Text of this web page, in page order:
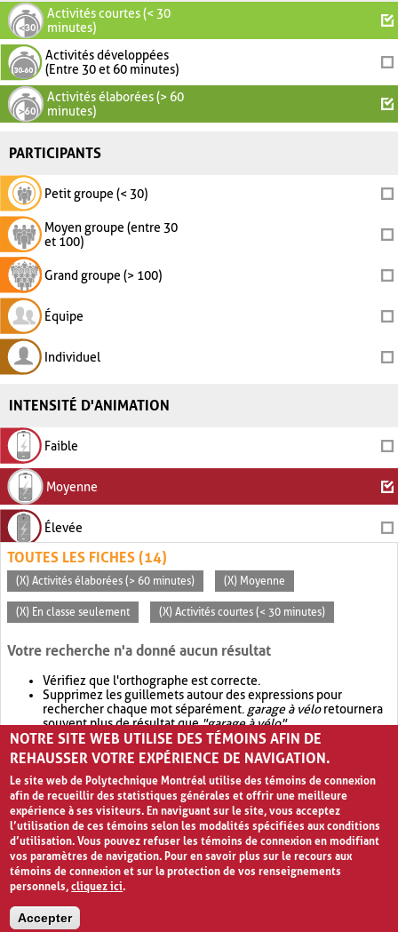
Activités courtes (< 30
minutes)
Activités développées
(Entre 30 et 60 minutes)
Activités élaborées (> 60
minutes)
PARTICIPANTS
Petit groupe (< 30)
Moyen groupe (entre 30
et 100)
Grand groupe (> 100)
Équipe
Individuel
INTENSITÉ D'ANIMATION
Faible
Moyenne
Élevée
TOUTES LES FICHES (14)
(X) Activités élaborées (> 60 minutes) (X) Moyenne
(X) En classe seulement (X) Activités courtes (< 30 minutes)
Votre recherche n'a donné aucun résultat
Vérifiez que l'orthographe est correcte.
Supprimez les guillemets autour des expressions pour
rechercher chaque mot séparément. garage à véloretournera
souvent plus de résultat que"garage à vélo".
Envisagez d'élargir votre recherche avec OR.garage OR vélo
retournera souvent plus de résultat quegarage à vélo
NOTRE SITE WEB UTILISE DES TÉMOINS AFIN DE
REHAUSSER VOTRE EXPÉRIENCE DE NAVIGATION.
Le site web de Polytechnique Montréal utilise des témoins de connexion
afin de recueillir des statistiques générales et offrir une meilleure
expérience à ses visiteurs. En naviguant sur le site, vous acceptez
l’utilisation de ces témoins selon les modalités spécifiées aux conditions
d’utilisation. Vous pouvez refuser les témoins de connexion en modifiant
vos paramètres de navigation. Pour en savoir plus sur le recours aux
témoins de connexion et sur la protection de vos renseignements
personnels,cliquez ici.
Accepter